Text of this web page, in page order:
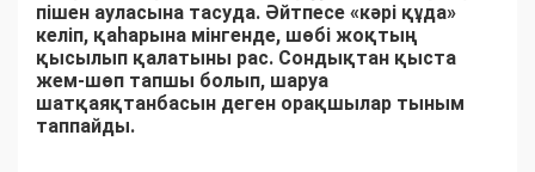
пішен ауласына тасуда. Әйтпесе «кәрі құда»
келіп, қаһарына мінгенде, шөбі жоқтың
қысылып қалатыны рас. Сондықтан қыста
жем-шөп тапшы болып, шаруа
шатқаяқтанбасын деген орақшылар тыным
таппайды.